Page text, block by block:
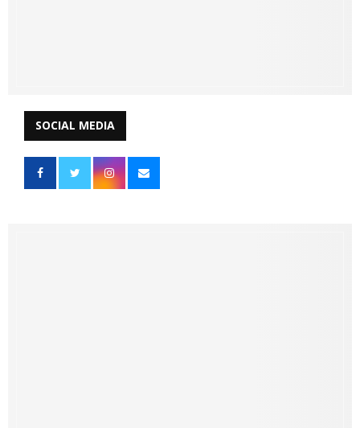
SOCIAL MEDIA